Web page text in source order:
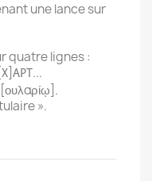
une lance sur
quatre lignes :
X APT ...
».